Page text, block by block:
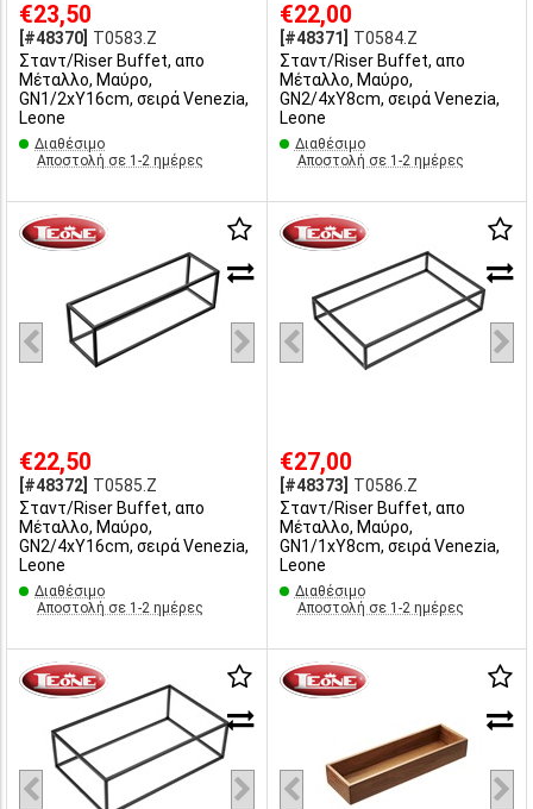
€23,50
[#48370] T0583.Z
Σταντ/Riser Buffet, απο
Μέταλλο, Μαύρο,
GN1/2xΥ16cm, σειρά Venezia,
Leone
Διαθέσιμο
Αποστολή σε 1-2 ημέρες
€22,00
[#48371]
T0584.Z
Σταντ/Riser Buffet, απο
Μέταλλο, Μαύρο,
GN2/4xΥ8cm, σειρά Venezia,
Leone
Διαθέσιμο
Αποστολή σε 1-2 ημέρες
€22,50
[#48372] T0585.Z
Σταντ/Riser Buffet, απο
Μέταλλο, Μαύρο,
GN2/4xΥ16cm, σειρά Venezia,
Leone
Διαθέσιμο
Αποστολή σε 1-2 ημέρες
€27,00
[#48373]
T0586.Z
Σταντ/Riser Buffet, απο
Μέταλλο, Μαύρο,
GN1/1xΥ8cm, σειρά Venezia,
Leone
Διαθέσιμο
Αποστολή σε 1-2 ημέρες